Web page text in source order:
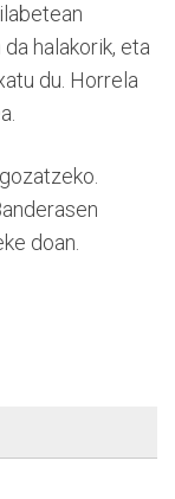
halakorik, eta
du. Horrela
doan.